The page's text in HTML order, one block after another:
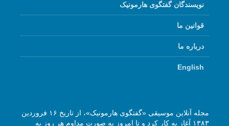
نویسندگان گفتگوی هارمونیک
قوانین ما
درباره ما
English
مجله آنلاین موسیقی «گفتگوی هارمونیک»، از تاریخ ۱۶ فروردین
۱۳۸۳ آغاز به کار کرد و تا امروز به صورت مداوم هر روز به